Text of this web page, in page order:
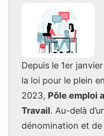
Depuis le 1er
la loi pour le plein
2023, Pôle emploi
Travail. Au-delà
dénomination et de